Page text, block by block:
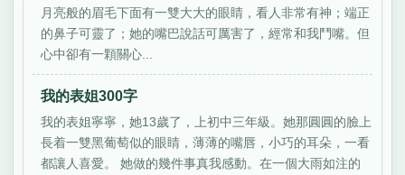
月亮般的眉毛下面有一雙大大的眼睛，看人非常有神；端正
的鼻子可靈了；她的嘴巴說話可厲害了，經常和我鬥嘴。但
心中卻有一顆關心...
我的表姐300字
我的表姐寧寧，她13歲了，上初中三年級。她那圓圓的臉上
長着一雙黑葡萄似的眼睛，薄薄的嘴唇，小巧的耳朵，一看
都讓人喜愛。 她做的幾件事真我感動。在一個大雨如注的